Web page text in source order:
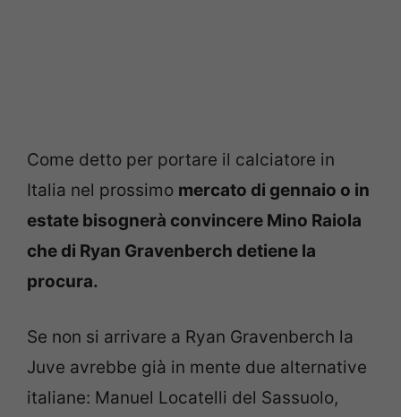
Come detto per portare il calciatore in
Italia nel prossimo mercato di gennaio o in
estate bisognerà convincere Mino Raiola
che di Ryan Gravenberch detiene la
procura.
Se non si arrivare a Ryan Gravenberch la
Juve avrebbe già in mente due alternative
italiane: Manuel Locatelli del Sassuolo,